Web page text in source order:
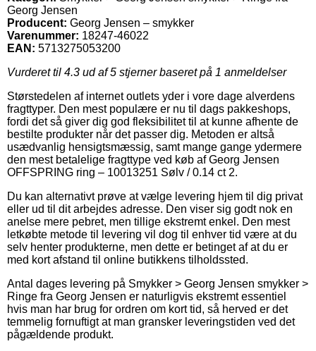
Georg Jensen
Producent: Georg Jensen – smykker
Varenummer: 18247-46022
EAN: 5713275053200
Vurderet til 4.3 ud af 5 stjerner baseret på 1 anmeldelser
Størstedelen af internet outlets yder i vore dage alverdens
fragttyper. Den mest populære er nu til dags pakkeshops,
fordi det så giver dig god fleksibilitet til at kunne afhente de
bestilte produkter når det passer dig. Metoden er altså
usædvanlig hensigtsmæssig, samt mange gange ydermere
den mest betalelige fragttype ved køb af Georg Jensen
OFFSPRING ring – 10013251 Sølv / 0.14 ct 2.
Du kan alternativt prøve at vælge levering hjem til dig privat
eller ud til dit arbejdes adresse. Den viser sig godt nok en
anelse mere pebret, men tillige ekstremt enkel. Den mest
letkøbte metode til levering vil dog til enhver tid være at du
selv henter produkterne, men dette er betinget af at du er
med kort afstand til online butikkens tilholdssted.
Antal dages levering på Smykker > Georg Jensen smykker >
Ringe fra Georg Jensen er naturligvis ekstremt essentiel
hvis man har brug for ordren om kort tid, så herved er det
temmelig fornuftigt at man gransker leveringstiden ved det
pågældende produkt.